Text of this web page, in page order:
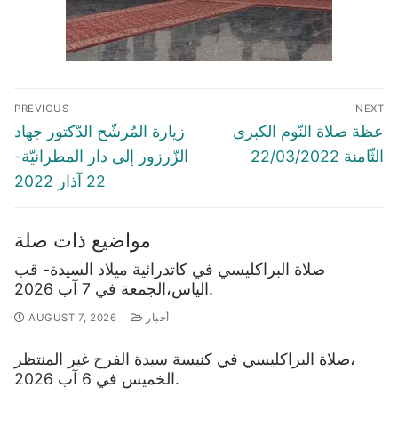
Post
navigation
PREVIOUS
Previous
post:
زيارة المُرشّح الدّكتور جهاد
الزّرزور إلى دار المطرانيّة-
22 آذار 2022
NEXT
Next
post:
عظة صلاة النّوم الكبرى
الثّامنة 22/03/2022
مواضيع ذات صلة
صلاة البراكليسي في كاتدرائية ميلاد السيدة- قب
الياس،الجمعة في 7 آب 2026.
AUGUST 7, 2026 أخبار
صلاة البراكليسي في كنيسة سيدة الفرح غير المنتظر،
الخميس في 6 آب 2026.